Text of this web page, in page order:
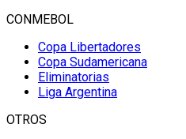
CONMEBOL
Copa Libertadores
Copa Sudamericana
Eliminatorias
Liga Argentina
OTROS